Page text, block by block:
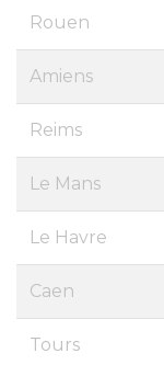
Rouen
Amiens
Reims
Le Mans
Le Havre
Caen
Tours